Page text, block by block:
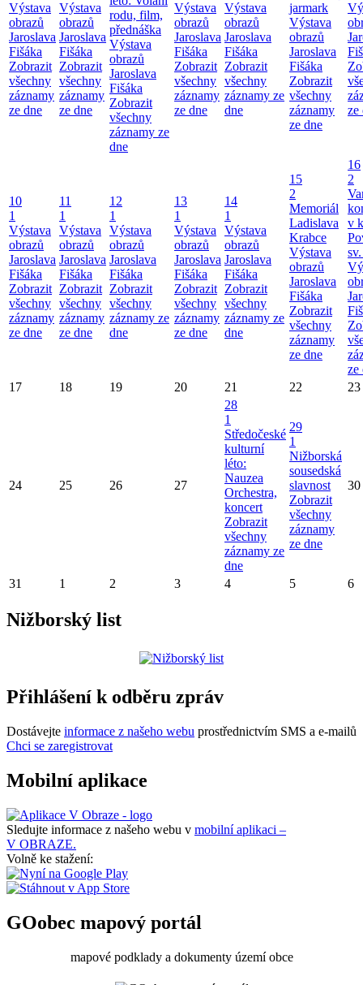
Výstava
obrazů
Jaroslava
Fišáka
Zobrazit
všechny
záznamy
ze dne
Výstava
obrazů
Jaroslava
Fišáka
Zobrazit
všechny
záznamy
ze dne
rodu, film,
přednáška
Výstava
obrazů
Jaroslava
Fišáka
Zobrazit
všechny
záznamy ze
dne
Výstava
obrazů
Jaroslava
Fišáka
Zobrazit
všechny
záznamy
ze dne
Výstava
obrazů
Jaroslava
Fišáka
Zobrazit
všechny
záznamy ze
dne
jarmark
Výstava
obrazů
Jaroslava
Fišáka
Zobrazit
všechny
záznamy
ze dne
ze
10
1
Výstava
obrazů
Jaroslava
Fišáka
Zobrazit
všechny
záznamy
ze dne
11
1
Výstava
obrazů
Jaroslava
Fišáka
Zobrazit
všechny
záznamy
ze dne
12
1
Výstava
obrazů
Jaroslava
Fišáka
Zobrazit
všechny
záznamy ze
dne
13
1
Výstava
obrazů
Jaroslava
Fišáka
Zobrazit
všechny
záznamy
ze dne
14
1
Výstava
obrazů
Jaroslava
Fišáka
Zobrazit
všechny
záznamy ze
dne
15
2
Memoriál
Ladislava
Krabce
Výstava
obrazů
Jaroslava
Fišáka
Zobrazit
všechny
záznamy
ze dne
16
2
v
ze
17
18 19 20 21 22 23
24 25 26 27
28
1
Středočeské
kulturní
léto:
Nauzea
Orchestra,
koncert
Zobrazit
všechny
záznamy ze
dne
29
1
Nižborská
sousedská
slavnost
Zobrazit
všechny
záznamy
ze dne
30
31 1 2 3 4 5 6
Nižborský list
Přihlášení k odběru zpráv
Dostávejte informace z našeho webu prostřednictvím SMS a e-mailů
Chci se zaregistrovat
Mobilní aplikace
Sledujte informace z našeho webu v mobilní aplikaci –
V OBRAZE.
Volně ke stažení:
GOobec mapový portál
mapové podklady a dokumenty území obce